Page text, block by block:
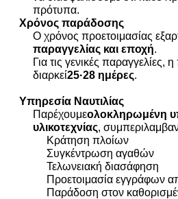
πρότυπα.
Χρόνος παράδοσης
Ο χρόνος προετοιμασίας
παραγγελίας και εποχή.
Για τις γενικές
διαρκεί25·28 ημέρες.
Υπηρεσία Ναυτιλίας
Παρέχουμεολοκληρωμένη
υλικοτεχνίας,
Κράτηση πλοίων
Συγκέντρωση αγαθών
Τελωνειακή διασάφηση
Προετοιμασία εγγράφων
Παράδοση στον